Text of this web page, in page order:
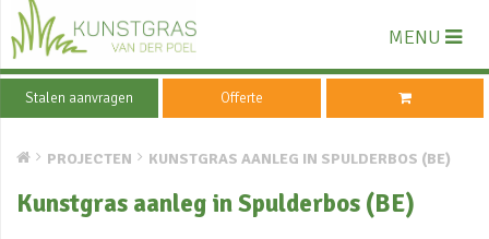
MENU
Stalen aanvragen Offerte
PROJECTEN KUNSTGRAS AANLEG IN SPULDERBOS (BE)
Kunstgras aanleg in Spulderbos (BE)